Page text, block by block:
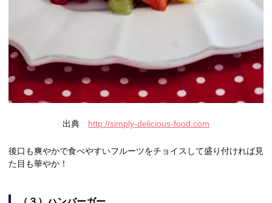
出典 http://simply-delicious-food.com
後口も爽やかで食べやすいフルーツをチョイスして盛り付ければ見
た目も華やか！